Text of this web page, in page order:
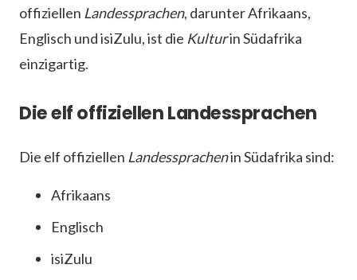
offiziellen Landessprachen, darunter Afrikaans,
Englisch und isiZulu, ist die Kulturin Südafrika
einzigartig.
Die elf offiziellen Landessprachen
Die elf offiziellen Landessprachenin Südafrika sind:
Afrikaans
Englisch
isiZulu